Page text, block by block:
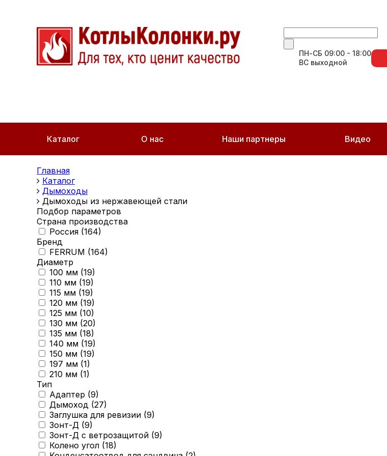
ПН-СБ 09:00 - 18:00
ВС выходной
Каталог О нас Наши партнеры Видео
Главная
Каталог
Дымоходы
Дымоходы из нержавеющей стали
Подбор параметров
Страна производства
Россия (164)
Бренд
FERRUM (164)
Диаметр
100 мм (19)
110 мм (19)
115 мм (19)
120 мм (19)
125 мм (10)
130 мм (20)
135 мм (18)
140 мм (19)
150 мм (19)
197 мм (1)
210 мм (1)
Тип
Адаптер (9)
Дымоход (27)
Заглушка для ревизии (9)
Зонт-Д (9)
Зонт-Д с ветрозащитой (9)
Колено угол (18)